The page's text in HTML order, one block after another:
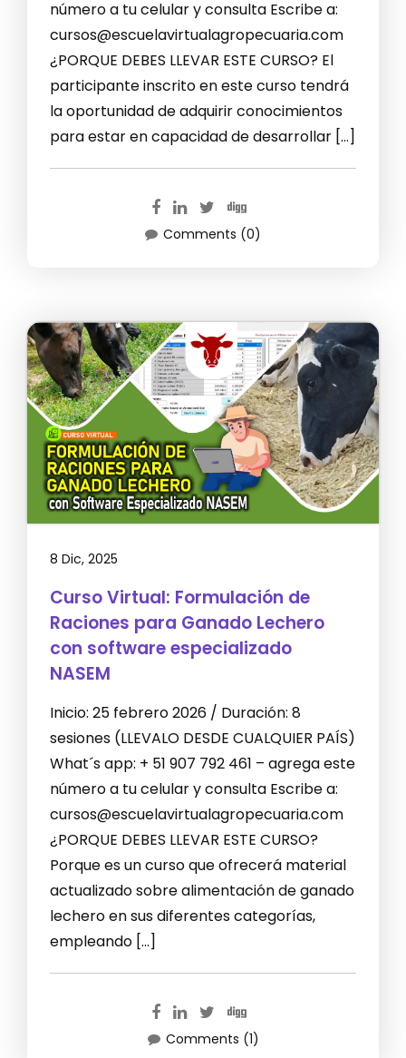
número a tu celular y consulta Escribe a:
cursos@escuelavirtualagropecuaria.com
¿PORQUE DEBES LLEVAR ESTE CURSO? El
participante inscrito en este curso tendrá
la oportunidad de adquirir conocimientos
para estar en capacidad de desarrollar […]
Comments (0)
8 Dic, 2025
Curso Virtual: Formulación de
Raciones para Ganado Lechero
con software especializado
NASEM
Inicio: 25 febrero 2026 / Duración: 8
sesiones (LLEVALO DESDE CUALQUIER PAÍS)
What´s app: + 51 907 792 461 – agrega este
número a tu celular y consulta Escribe a:
cursos@escuelavirtualagropecuaria.com
¿PORQUE DEBES LLEVAR ESTE CURSO?
Porque es un curso que ofrecerá material
actualizado sobre alimentación de ganado
lechero en sus diferentes categorías,
empleando […]
Comments (1)